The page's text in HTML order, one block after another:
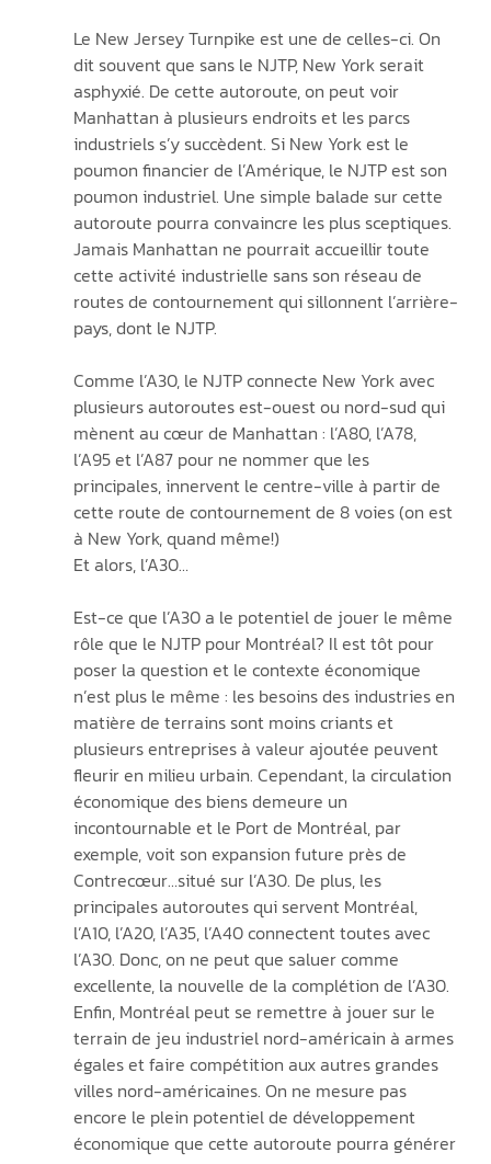
Le New Jersey Turnpike est une de celles-ci. On
dit souvent que sans le NJTP, New York serait
asphyxié. De cette autoroute, on peut voir
Manhattan à plusieurs endroits et les parcs
industriels s’y succèdent. Si New York est le
poumon financier de l’Amérique, le NJTP est son
poumon industriel. Une simple balade sur cette
autoroute pourra convaincre les plus sceptiques.
Jamais Manhattan ne pourrait accueillir toute
cette activité industrielle sans son réseau de
routes de contournement qui sillonnent l’arrière-
pays, dont le NJTP.
Comme l’A30, le NJTP connecte New York avec
plusieurs autoroutes est-ouest ou nord-sud qui
mènent au cœur de Manhattan : l’A80, l’A78,
l’A95 et l’A87 pour ne nommer que les
principales, innervent le centre-ville à partir de
cette route de contournement de 8 voies (on est
à New York, quand même!)
Et alors, l’A30…
Est-ce que l’A30 a le potentiel de jouer le même
rôle que le NJTP pour Montréal? Il est tôt pour
poser la question et le contexte économique
n’est plus le même : les besoins des industries en
matière de terrains sont moins criants et
plusieurs entreprises à valeur ajoutée peuvent
fleurir en milieu urbain. Cependant, la circulation
économique des biens demeure un
incontournable et le Port de Montréal, par
exemple, voit son expansion future près de
Contrecœur…situé sur l’A30. De plus, les
principales autoroutes qui servent Montréal,
l’A10, l’A20, l’A35, l’A40 connectent toutes avec
l’A30. Donc, on ne peut que saluer comme
excellente, la nouvelle de la complétion de l’A30.
Enfin, Montréal peut se remettre à jouer sur le
terrain de jeu industriel nord-américain à armes
égales et faire compétition aux autres grandes
villes nord-américaines. On ne mesure pas
encore le plein potentiel de développement
économique que cette autoroute pourra générer